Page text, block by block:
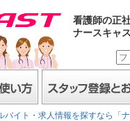
看護師の正
ナースキャ
スタッフ登録とお仕事
イト・求人情報を探すなら「